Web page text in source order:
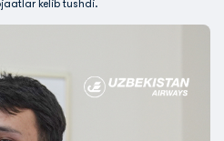
kelib tushdi.